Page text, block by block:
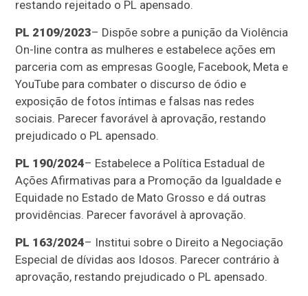
restando rejeitado o PL apensado.
PL 2109/2023– Dispõe sobre a punição da Violência
On-line contra as mulheres e estabelece ações em
parceria com as empresas Google, Facebook, Meta e
YouTube para combater o discurso de ódio e
exposição de fotos íntimas e falsas nas redes
sociais. Parecer favorável à aprovação, restando
prejudicado o PL apensado.
PL 190/2024– Estabelece a Política Estadual de
Ações Afirmativas para a Promoção da Igualdade e
Equidade no Estado de Mato Grosso e dá outras
providências. Parecer favorável à aprovação.
PL 163/2024– Institui sobre o Direito a Negociação
Especial de dívidas aos Idosos. Parecer contrário à
aprovação, restando prejudicado o PL apensado.